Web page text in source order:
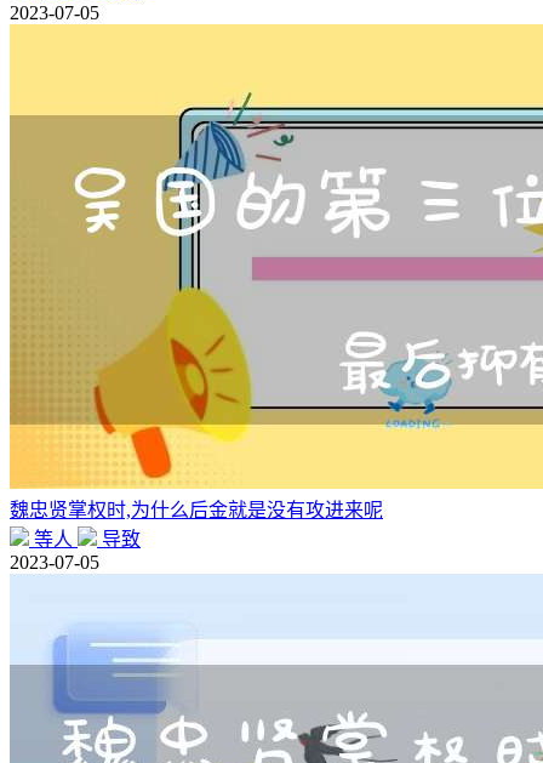
2023-07-05
魏忠贤掌权时,为什么后金就是没有攻进来呢
等人
导致
2023-07-05